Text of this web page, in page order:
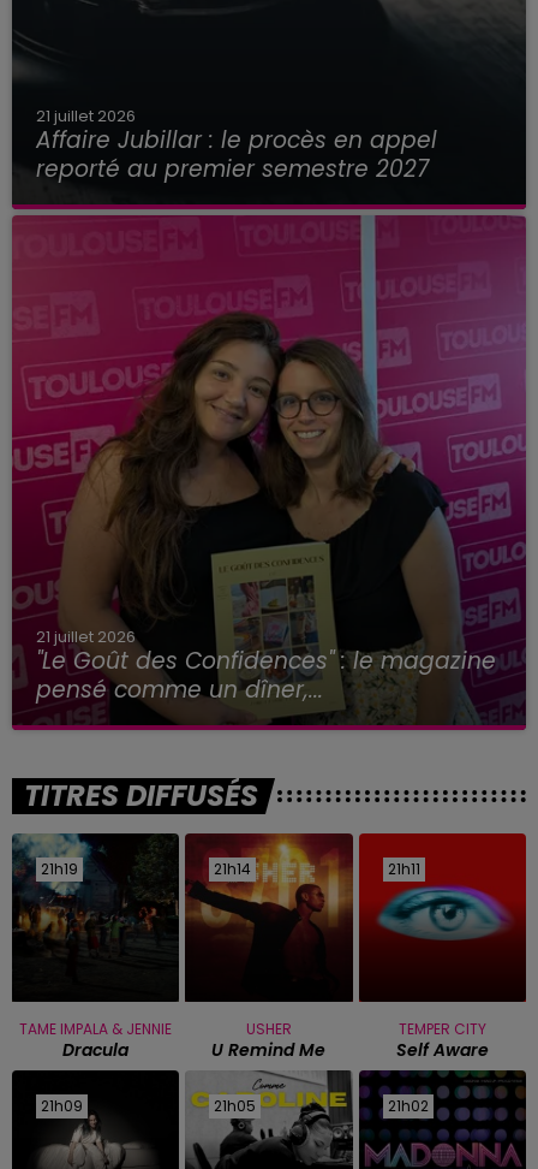
21 juillet 2026
Affaire Jubillar : le procès en appel
reporté au premier semestre 2027
21 juillet 2026
"Le Goût des Confidences" : le magazine
pensé comme un dîner,...
TITRES DIFFUSÉS
21h19
21h19
TAME IMPALA & JENNIE
Dracula
21h14
21h14
USHER
U Remind Me
21h11
21h11
TEMPER CITY
Self Aware
21h09
21h09 21h05
21h05 21h02
21h02